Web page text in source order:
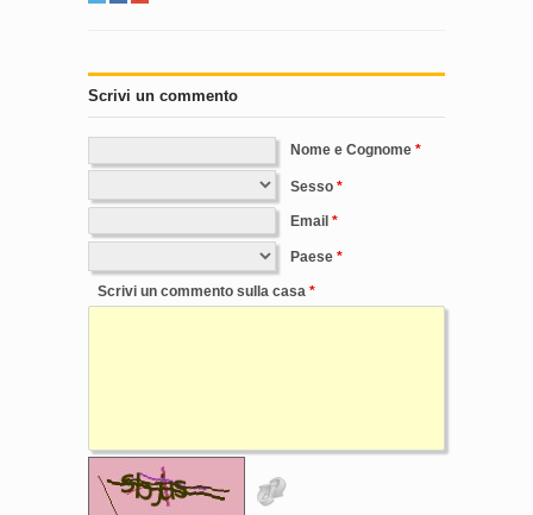
Scrivi un commento
Nome e Cognome
Sesso
Email
Paese
Scrivi un commento sulla casa